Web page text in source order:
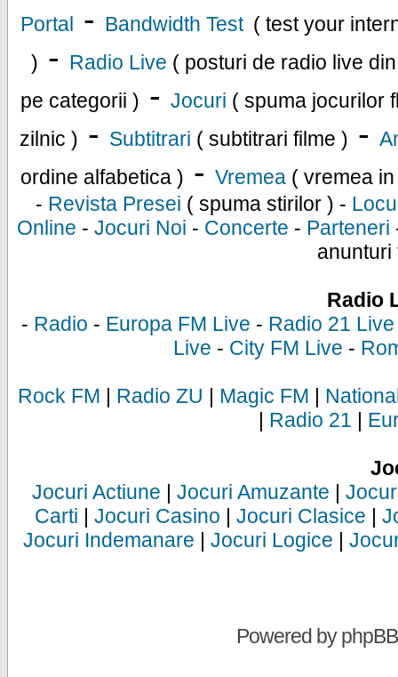
Portal - Bandwidth Test ( test your
) - Radio Live ( posturi de radio live
pe categorii ) - Jocuri ( spuma jocurilor
zilnic ) - Subtitrari ( subtitrari filme ) -
ordine alfabetica ) - Vremea ( vremea
- Revista Presei ( spuma stirilor ) -
Online - Jocuri Noi - Concerte - Parteneri
anunturi
Radio
- Radio - Europa FM Live - Radio 21 Live
Live - City FM Live -
Rock FM | Radio ZU | Magic FM |
| Radio 21 |
Jocuri Actiune | Jocuri Amuzante |
Carti | Jocuri Casino | Jocuri Clasice |
Jocuri Indemanare | Jocuri Logice |
Powered byphpBB